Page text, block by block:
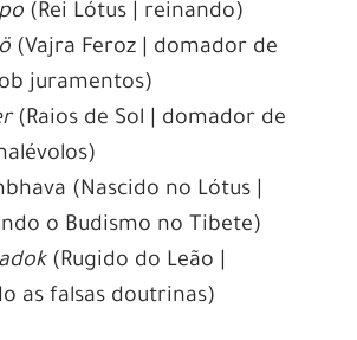
(Rei Lótus | reinando)
(Vajra Feroz | domador de
juramentos)
(Raios de Sol | domador de
(Nascido no Lótus |
o Budismo no Tibete)
(Rugido do Leão |
as falsas doutrinas)